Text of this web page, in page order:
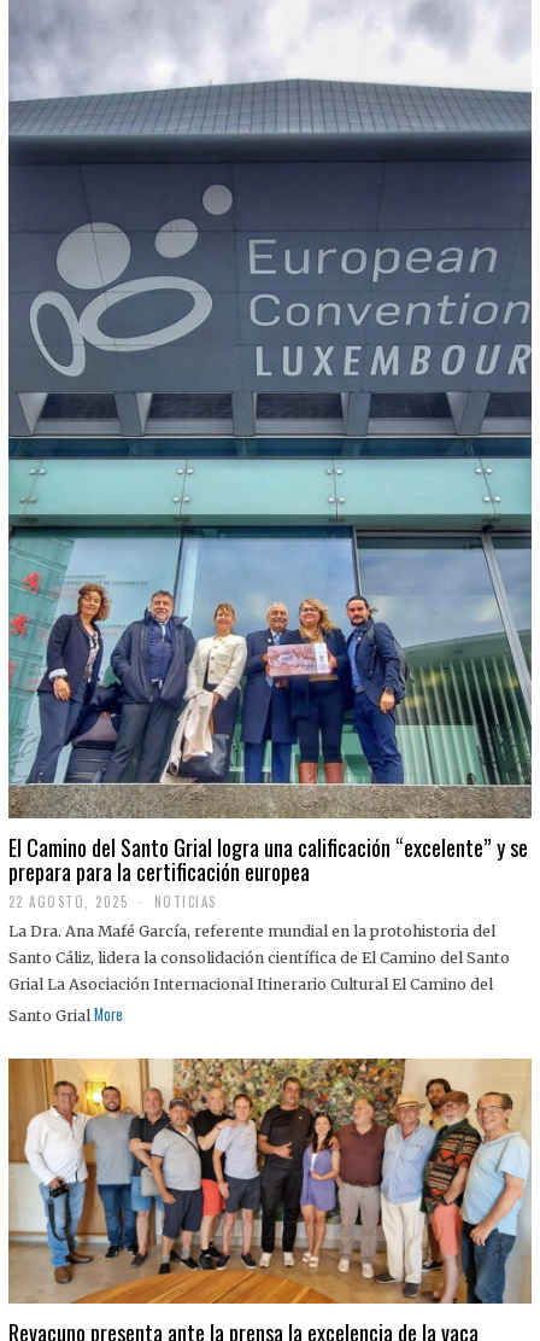
El Camino del Santo Grial logra una calificación “excelente” y se
prepara para la certificación europea
22 AGOSTO, 2025
2
A
G
O
S
2
5
NOTICIAS
La Dra. Ana Mafé García, referente mundial en la protohistoria del
Santo Cáliz, lidera la consolidación científica de El Camino del Santo
Grial La Asociación Internacional Itinerario Cultural El Camino del
Santo Grial More
Revacuno presenta ante la prensa la excelencia de la vaca